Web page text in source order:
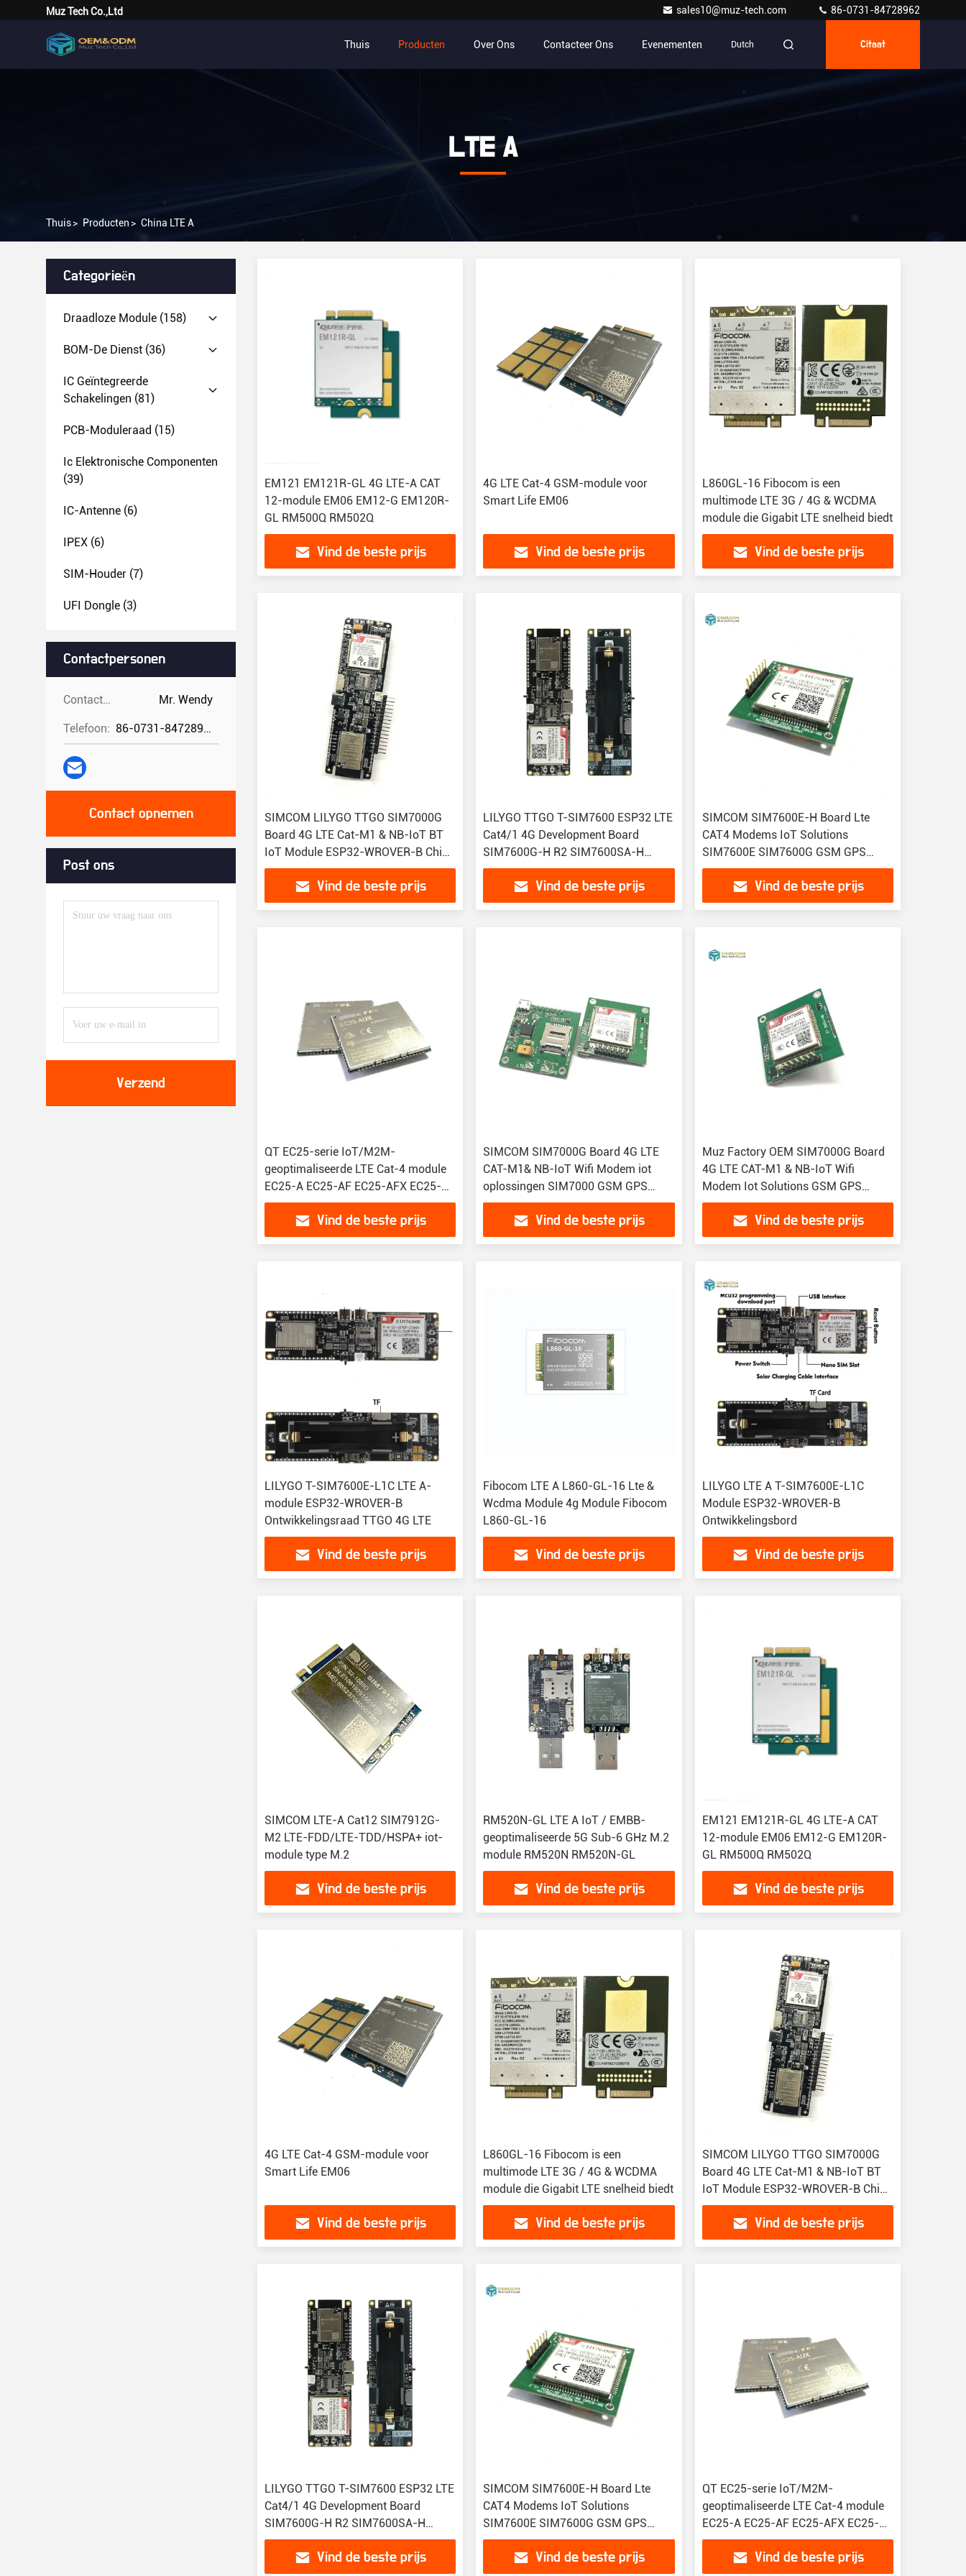
Muz Tech Co.,Ltd sales10@muz-tech.com 86-0731-84728962
Thuis Producten Over Ons Contacteer Ons Evenementen Dutch Citaat
LTE A
Thuis> Producten > China LTE A
Categorieën
Draadloze Module (158)
BOM-De Dienst (36)
IC Geïntegreerde
Schakelingen (81)
PCB-Moduleraad (15)
Ic Elektronische Componenten
(39)
IC-Antenne (6)
IPEX (6)
SIM-Houder (7)
UFI Dongle (3)
Contactpersonen
Contactpersonen: Mr. Wendy
Telefoon: 86-0731-84728962
Contact opnemen
Post ons
Verzend
EM121 EM121R-GL 4G LTE-A CAT
12-module EM06 EM12-G EM120R-
GL RM500Q RM502Q
Vind de beste prijs
4G LTE Cat-4 GSM-module voor
Smart Life EM06
Vind de beste prijs
L860GL-16 Fibocom is een
multimode LTE 3G / 4G & WCDMA
module die Gigabit LTE snelheid biedt
Vind de beste prijs
SIMCOM LILYGO TTGO SIM7000G
Board 4G LTE Cat-M1 & NB-IoT BT
IoT Module ESP32-WROVER-B Chip
T-SIM7000G Ontwikkelingskit
Vind de beste prijs
LILYGO TTGO T-SIM7600 ESP32 LTE
Cat4/1 4G Development Board
SIM7600G-H R2 SIM7600SA-H
SIM7600E-H SIM7600E-L1C
SIM7600E MVind de beste prijs
SIMCOM SIM7600E-H Board Lte
CAT4 Modems IoT Solutions
SIM7600E SIM7600G GSM GPS
GPRS draadloze module
Vind de beste prijs
QT EC25-serie IoT/M2M-
geoptimaliseerde LTE Cat-4 module
EC25-A EC25-AF EC25-AFX EC25-
AU EC25-AUX EC25-E EC25-EUX
EC25-V EC25-MVind de beste prijs
SIMCOM SIM7000G Board 4G LTE
CAT-M1& NB-IoT Wifi Modem iot
oplossingen SIM7000 GSM GPS
GPRS Wireless Module SIM7000E
SIM70
Vind de beste prijs
Muz Factory OEM SIM7000G Board
4G LTE CAT-M1 & NB-IoT Wifi
Modem Iot Solutions GSM GPS
GPRS Wireless Module SIM7000E
Vind de beste prijs
LILYGO T-SIM7600E-L1C LTE A-
module ESP32-WROVER-B
Ontwikkelingsraad TTGO 4G LTE
Vind de beste prijs
Fibocom LTE A L860-GL-16 Lte &
Wcdma Module 4g Module Fibocom
L860-GL-16
Vind de beste prijs
LILYGO LTE A T-SIM7600E-L1C
Module ESP32-WROVER-B
Ontwikkelingsbord
Vind de beste prijs
SIMCOM LTE-A Cat12 SIM7912G-
M2 LTE-FDD/LTE-TDD/HSPA+ iot-
module type M.2
Vind de beste prijs
RM520N-GL LTE A IoT / EMBB-
geoptimaliseerde 5G Sub-6 GHz M.2
module RM520N RM520N-GL
Vind de beste prijs
EM121 EM121R-GL 4G LTE-A CAT
12-module EM06 EM12-G EM120R-
GL RM500Q RM502Q
Vind de beste prijs
4G LTE Cat-4 GSM-module voor
Smart Life EM06
Vind de beste prijs
L860GL-16 Fibocom is een
multimode LTE 3G / 4G & WCDMA
module die Gigabit LTE snelheid biedt
Vind de beste prijs
SIMCOM LILYGO TTGO SIM7000G
Board 4G LTE Cat-M1 & NB-IoT BT
IoT Module ESP32-WROVER-B Chip
T-SIM7000G Ontwikkelingskit
Vind de beste prijs
LILYGO TTGO T-SIM7600 ESP32 LTE
Cat4/1 4G Development Board
SIM7600G-H R2 SIM7600SA-H
SIM7600E-H SIM7600E-L1C
SIM7600E MVind de beste prijs
SIMCOM SIM7600E-H Board Lte
CAT4 Modems IoT Solutions
SIM7600E SIM7600G GSM GPS
GPRS draadloze module
Vind de beste prijs
QT EC25-serie IoT/M2M-
geoptimaliseerde LTE Cat-4 module
EC25-A EC25-AF EC25-AFX EC25-
AU EC25-AUX EC25-E EC25-EUX
EC25-V EC25-MVind de beste prijs